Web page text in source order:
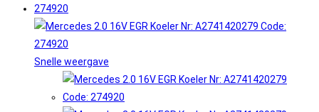
Snelle weergave